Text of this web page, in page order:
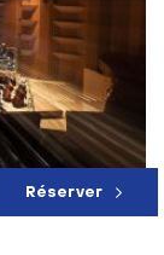
Réserver